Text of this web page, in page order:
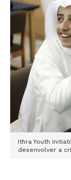
Ithra Youth
desenvolver a